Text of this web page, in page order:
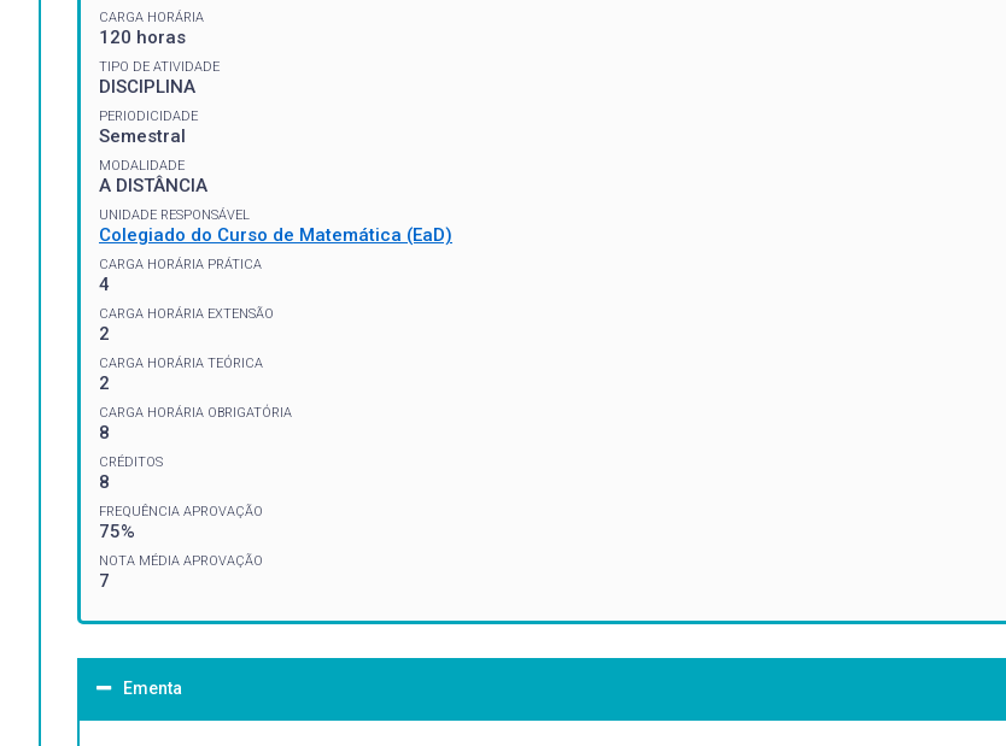
CARGA HORÁRIA
120 horas
TIPO DE ATIVIDADE
DISCIPLINA
PERIODICIDADE
Semestral
MODALIDADE
A DISTÂNCIA
UNIDADE RESPONSÁVEL
Colegiado do Curso de Matemática (EaD)
CARGA HORÁRIA PRÁTICA
4
CARGA HORÁRIA EXTENSÃO
2
CARGA HORÁRIA TEÓRICA
2
CARGA HORÁRIA OBRIGATÓRIA
8
CRÉDITOS
8
FREQUÊNCIA APROVAÇÃO
75%
NOTA MÉDIA APROVAÇÃO
7
Ementa